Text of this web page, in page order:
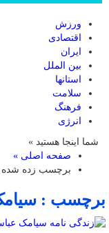
ورزش
اقتصادی
ایران
بین الملل
استانها
سلامت
فرهنگ
انرژی
شما اینجا هستید »
صفحه اصلی »
برچسب زده شده
برچسب :